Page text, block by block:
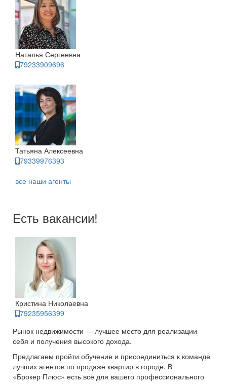
Наталья Сергеевна
79233909696
Татьяна Алексеевна
79339976393
все наши агенты
Есть вакансии!
Кристина Николаевна
79235956399
Рынок недвижимости — лучшее место для реализации
себя и получения высокого дохода.
Предлагаем пройти обучение и присоединиться к команде
лучших агентов по продаже квартир в городе. В
«Брокер Плюс» есть всё для вашего профессионального